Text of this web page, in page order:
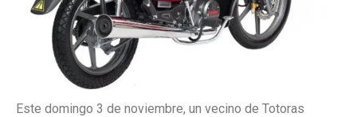
Este domingo 3 de noviembre, un vecino de Totoras